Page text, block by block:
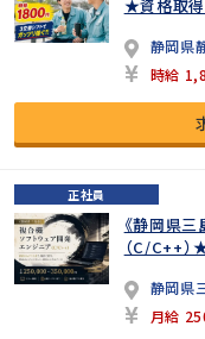
★資格取
静岡県
時給
正社員
《静岡県三
（C/C++
静岡県
月給